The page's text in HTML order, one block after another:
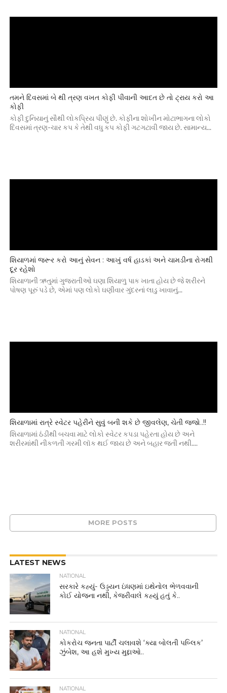
તમને દિવસમાં બે થી ત્રણ વખત કોફી પીવાની આદત છે તો ટ્રાય કરો આ
કોફી
કોફી દુનિયાનું સૌથી લોકપ્રિય પીણું છે. કોફીના શોખીન મોટાભાગના લોકો
દિવસમાં ત્રણ-ચાર કપ કે તેથી વધુ કપ કોફી ગટગટાવી જાય છે. સામાન્ય...
શિયાળમાં જરૂર કરો આનું સેવન : આખું વર્ષ હાડકાં અને ચામડીના રોગથી
દૂર રહેશો
શિયાળાની ઋતુમાં ગુજરાતીઓ ઘણા શિયાળુ પાક ખાતા હોય છે જે શરીરને
પોષણ પૂરું પડે છે, એમાં પણ લોકો ઘણીવાર ગુંદરનાં લાડુ ખાવાનું...
શિયાળામાં રાત્રે સ્વેટર પહેરીને સુવું બની શકે છે જીવલેણ, ચેતી જજો..!!
શિયાળામાં ઠંડીથી બચવા માટે લોકો સ્વેટર કપડા પહેરતા હોય છે અને
શરીરમાંથી નીકળતી ગરમી લૉક થઈ જાય છે અને બહાર જતી નથી....
MORE POSTS
LATEST NEWS
NATIONAL
સરકારે કહ્યું- ઉડ્ડયન ઇંધણમાં ઇથેનોલ ભેળવવાની
કોઈ યોજના નથી, કેજરીવાલે કહ્યું હતું કે..
NATIONAL
કોકરોચ જનતા પાર્ટી ચલાવશે ‘ક્યા બોલતી પબ્લિક’
ઝુંબેશ, આ હશે મુખ્ય મુદ્દાઓ..
NATIONAL